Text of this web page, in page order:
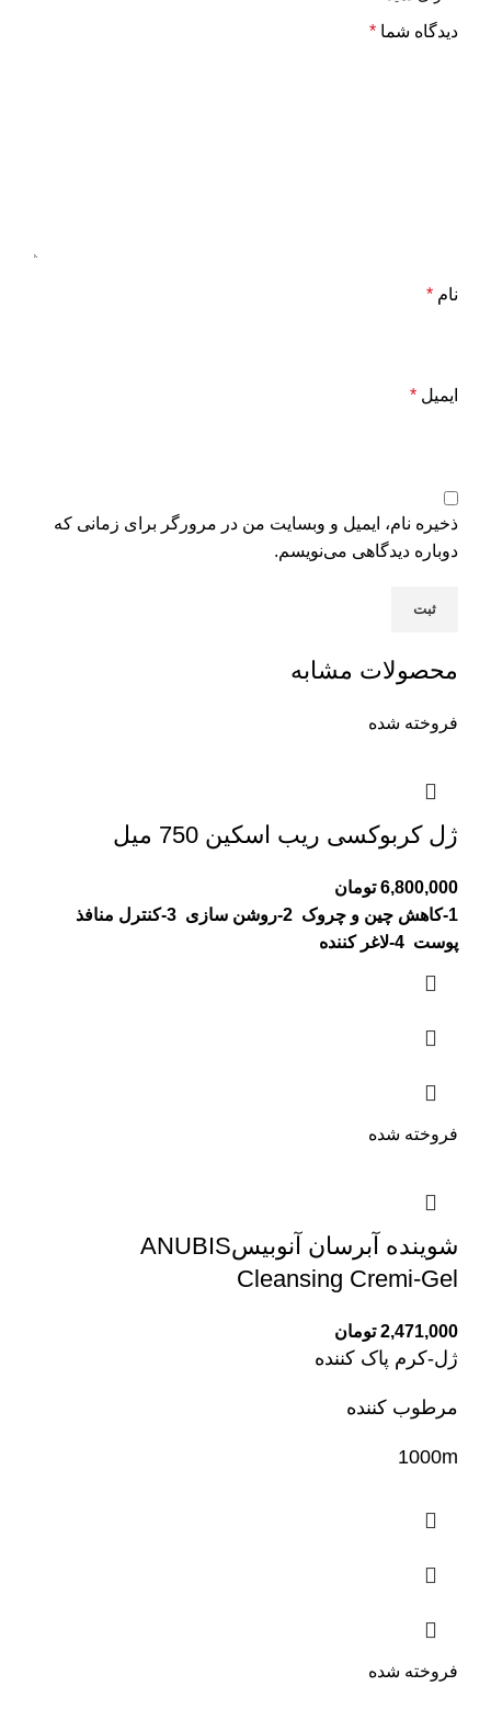
دیدگاه شما *
نام *
ایمیل *
ذخیره نام، ایمیل و وبسایت من در مرورگر برای زمانی که
دوباره دیدگاهی می‌نویسم.
محصولات مشابه
فروخته شده
ژل کربوکسی ریب اسکین 750 میل
6,800,000 تومان
1-کاهش چین و چروک
2-روشن سازی
3-کنترل منافذ
پوست 4-لاغر کننده
فروخته شده
شوینده آبرسان آنوبیسANUBIS
Cleansing Cremi-Gel
2,471,000 تومان
ژل-کرم پاک کننده
مرطوب کننده
1000m
فروخته شده